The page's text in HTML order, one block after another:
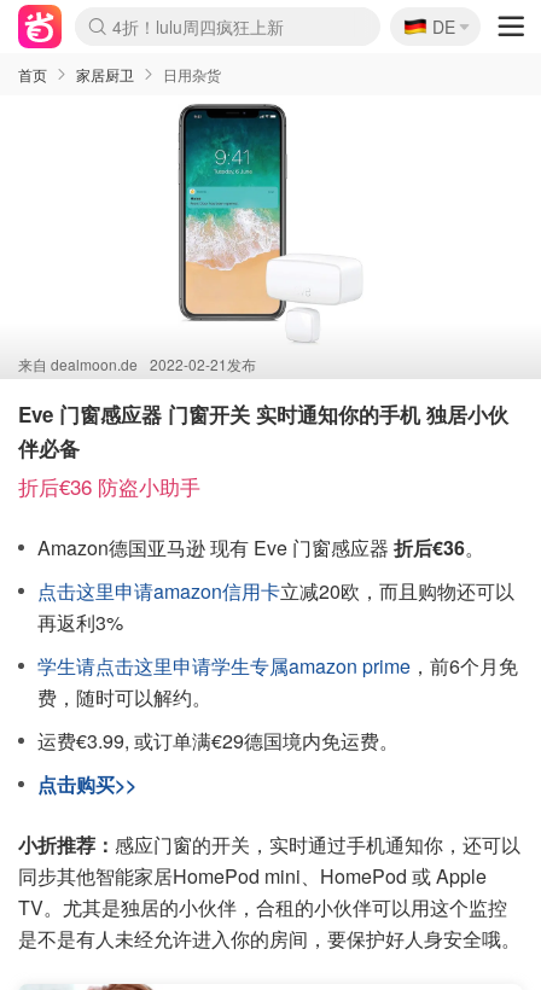
Boticinal 夏促开抢！
4折！lulu周四疯狂上新
还没结束！&OtherStories大促
Joybuy变相75折 随时失效
速领！Stanley独家85折
疑似霸哥！Camper额外叠85折
Zalando 奥莱闪促！每日更新
Moncler反季囤！5折起+叠9折
Coach Brooklyn仅€192
🇩🇪
DE
首页 家居厨卫 日用杂货
来自 dealmoon.de 2022-02-21发布
Eve 门窗感应器 门窗开关 实时通知你的手机 独居小伙
伴必备
折后€36 防盗小助手
Amazon德国亚马逊 现有 Eve 门窗感应器 折后€36。
点击这里申请amazon信用卡立减20欧，而且购物还可以
再返利3%
学生请点击这里申请学生专属amazon prime ，前6个月免
费，随时可以解约。
运费€3.99, 或订单满€29德国境内免运费。
点击购买>>
小折推荐： 感应门窗的开关，实时通过手机通知你，还可以
同步其他智能家居HomePod mini、HomePod 或 Apple
TV。尤其是独居的小伙伴，合租的小伙伴可以用这个监控
是不是有人未经允许进入你的房间，要保护好人身安全哦。